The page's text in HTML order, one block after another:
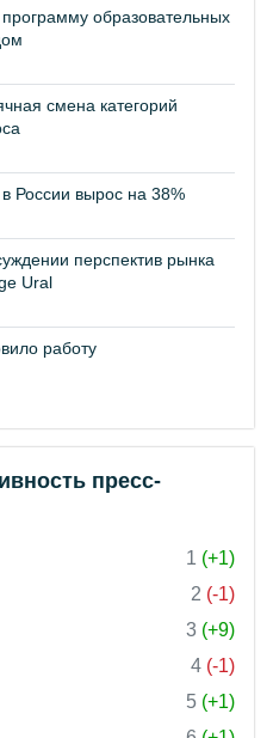
образовательных
смена категорий
России вырос на 38%
перспектив рынка
Ural
работу
пресс-
1 (+1)
2 (-1)
3 (+9)
4 (-1)
5 (+1)